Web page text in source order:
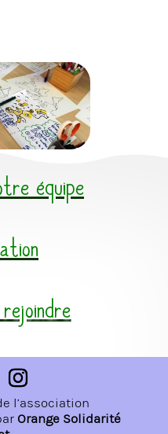
équipe
l’association
Orange Solidarité